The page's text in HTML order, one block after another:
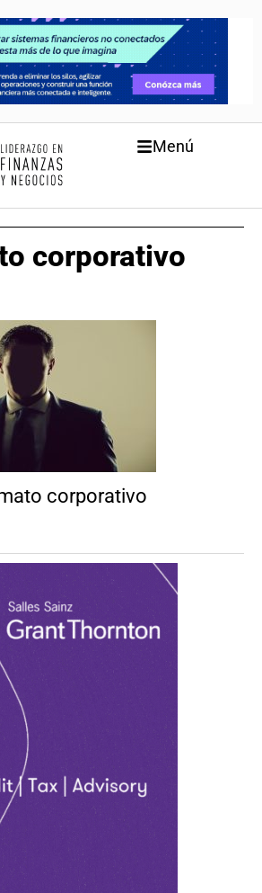
Menú
corporativo
corporativo